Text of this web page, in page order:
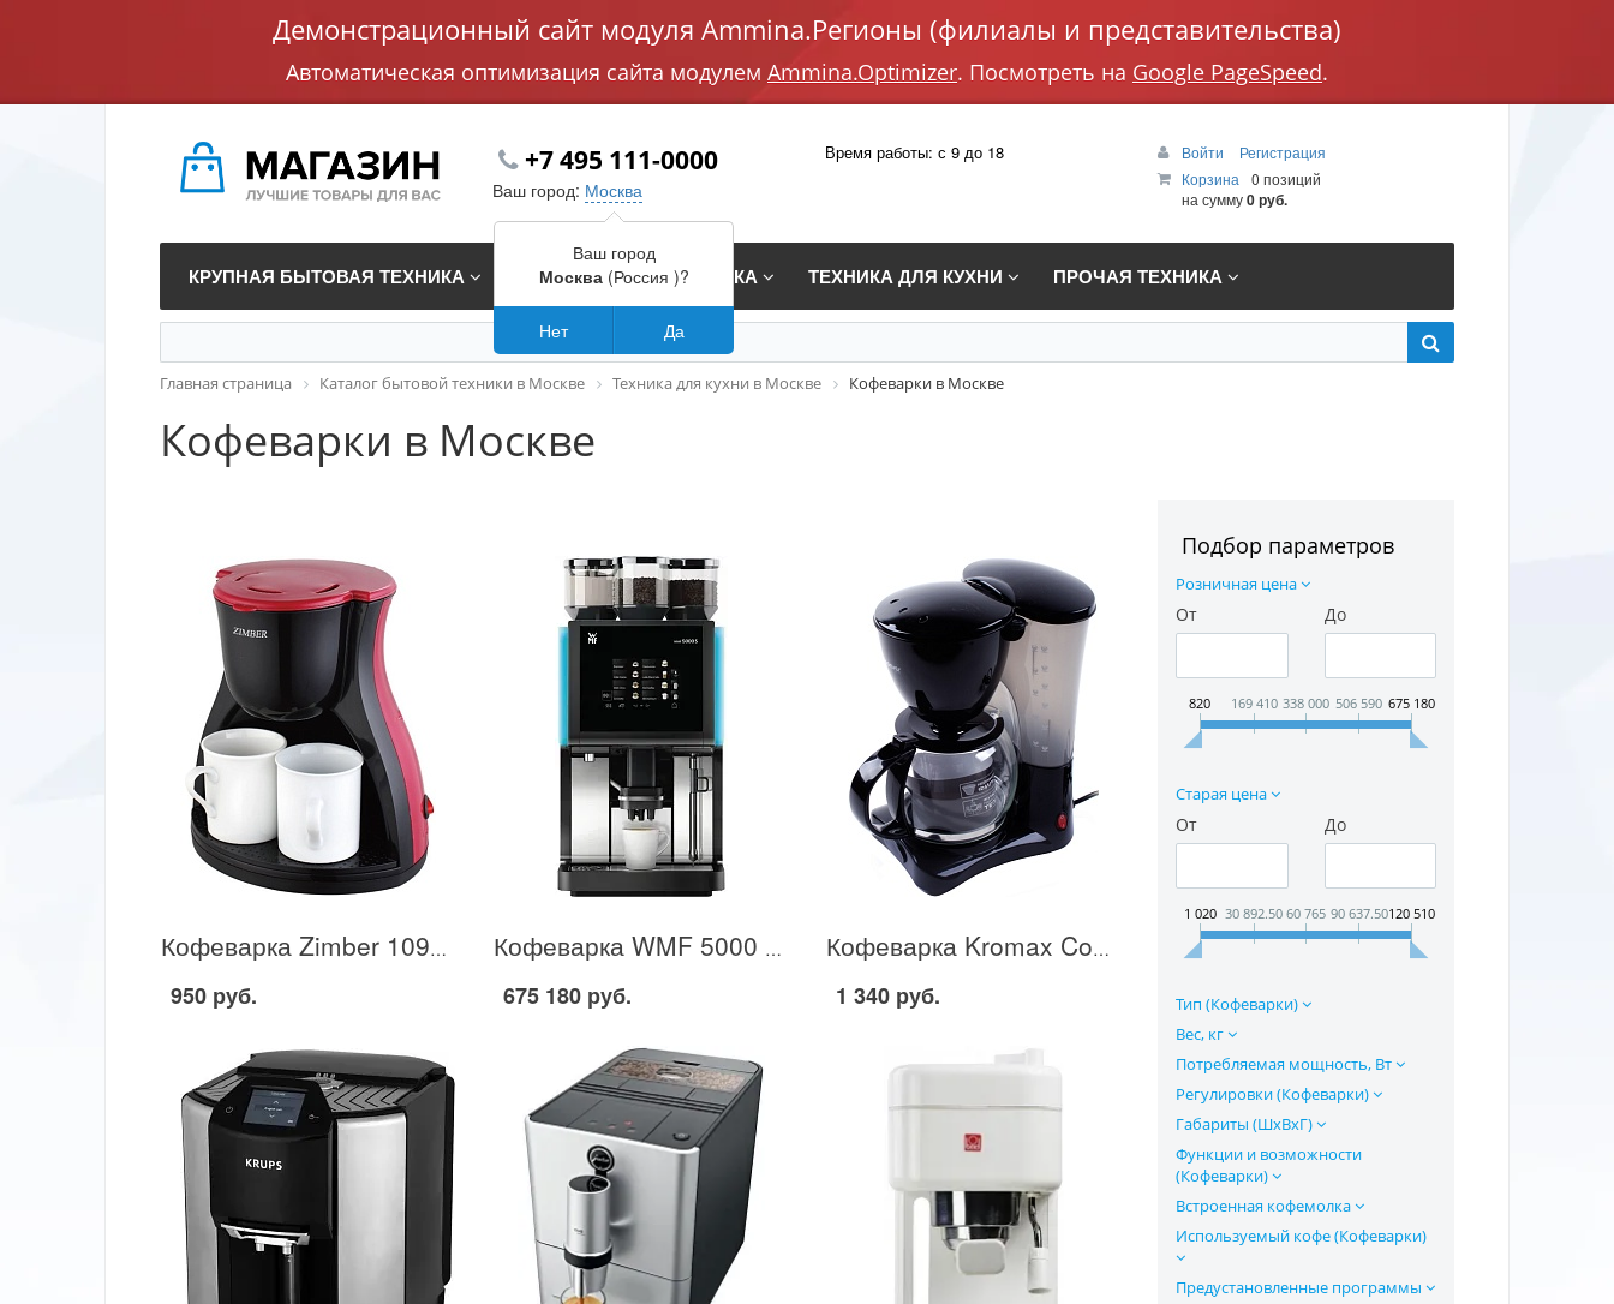
Демонстрационный сайт модуля Ammina.Регионы (филиалы и представительства)
Автоматическая оптимизация сайта модулем Ammina.Optimizer. Посмотреть на Google PageSpeed.
+7 495 111-0000
Ваш город: Москва
Время работы: с 9 до 18 Войти
Регистрация
Корзина
0 позиций
на сумму0 руб.
КРУПНАЯ БЫТОВАЯ ТЕХНИКА ВСТРАИВАЕМАЯ ТЕХНИКА ТЕХНИКА ДЛЯ КУХНИ ПРОЧАЯ ТЕХНИКА
Главная страница Каталог бытовой техники в Москве Техника для кухни в Москве Кофеварки в Москве
Кофеварки в Москве
Подбор параметров
Розничная цена
От До
820 169 410 338 000 506 590 675 180
Старая цена
От До
1 020 30 892.50 60 765 90 637.50120 510
Тип (Кофеварки)
Вес, кг
Потребляемая мощность, Вт
Регулировки (Кофеварки)
Габариты (ШхВхГ)
Функции и возможности
(Кофеварки)
Встроенная кофемолка
Используемый кофе (Кофеварки)
Предустановленные программы
Кофеварка Zimber 10979 в Москве
950 руб.
Кофеварка WMF 5000 S в Москве
675 180 руб.
Кофеварка Kromax Costa-1042 в Москве
1 340 руб.
Ваш город
Москва(Россия )?
Нет Да